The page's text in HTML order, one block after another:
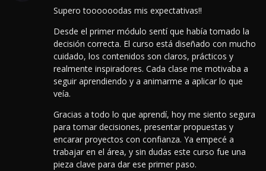
Supero toooooodas mis expectativas!!
Desde el primer módulo sentí que había tomado la
decisión correcta. El curso está diseñado con mucho
cuidado, los contenidos son claros, prácticos y
realmente inspiradores. Cada clase me motivaba a
seguir aprendiendo y a animarme a aplicar lo que
veía.
Gracias a todo lo que aprendí, hoy me siento segura
para tomar decisiones, presentar propuestas y
encarar proyectos con confianza. Ya empecé a
trabajar en el área, y sin dudas este curso fue una
pieza clave para dar ese primer paso.